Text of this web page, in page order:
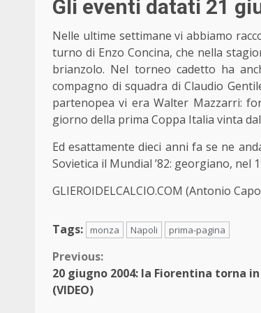
Gli eventi datati 21
Nelle ultime settimane vi abbiamo
turno di Enzo Concina, che nella
brianzolo. Nel torneo cadetto ha
compagno di squadra di Claudio
partenopea vi era Walter Mazzarri:
giorno della prima Coppa Italia vinta dal
Ed esattamente dieci anni fa se ne
Sovietica il Mundial ’82: georgiano, nel
GLIEROIDELCALCIO.COM (Antonio
Tags: monza Napoli prima-pagina
Continue
Reading
Previous:
20 giugno 2004: la Fiorentina torna
(VIDEO)